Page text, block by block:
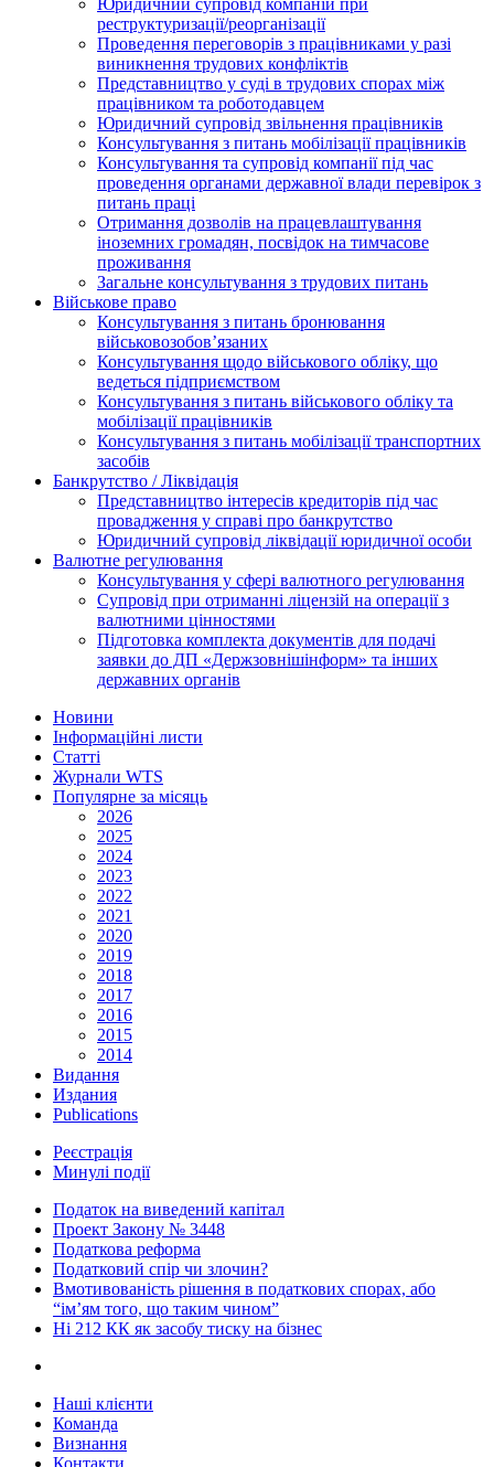
Юридичний супровід компаній при
реструктуризації/реорганізації
Проведення переговорів з працівниками у разі
виникнення трудових конфліктів
Представництво у суді в трудових спорах між
працівником та роботодавцем
Юридичний супровід звільнення працівників
Консультування з питань мобілізації працівників
Консультування та супровід компанії під час
проведення органами державної влади перевірок з
питань праці
Отримання дозволів на працевлаштування
іноземних громадян, посвідок на тимчасове
проживання
Загальне консультування з трудових питань
Військове право
Консультування з питань бронювання
військовозобов’язаних
Консультування щодо військового обліку, що
ведеться підприємством
Консультування з питань військового обліку та
мобілізації працівників
Консультування з питань мобілізації транспортних
засобів
Банкрутство / Ліквідація
Представництво інтересів кредиторів під час
провадження у справі про банкрутство
Юридичний супровід ліквідації юридичної особи
Валютне регулювання
Консультування у сфері валютного регулювання
Супровід при отриманні ліцензій на операції з
валютними цінностями
Підготовка комплекта документів для подачі
заявки до ДП «Держзовнішінформ» та інших
державних органів
Новини
Інформаційні листи
Статті
Журнали WTS
Популярне за місяць
2026
2025
2024
2023
2022
2021
2020
2019
2018
2017
2016
2015
2014
Видання
Издания
Publications
Реєстрація
Минулі події
Податок на виведений капітал
Проект Закону № 3448
Податкова реформа
Податковий спір чи злочин?
Вмотивованість рішення в податкових спорах, або
“ім’ям того, що таким чином”
Ні 212 КК як засобу тиску на бізнес
Наші клієнти
Команда
Визнання